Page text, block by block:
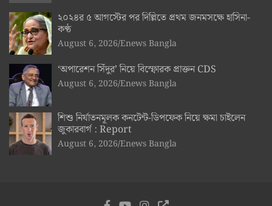
২০২৪র ৫ আগস্টের পর দিল্লিতে প্রথম জনমসক্ষে হাসিনা-
কণ্ঠ
August 6, 2026 Enews Bangla
‘অপারেশন সিঁদুর’ নিয়ে বিস্ফোরক প্রাক্তন CDS
August 6, 2026 Enews Bangla
শিশু নির্যাতনমূলক কনটেন্ট-ডিপফেক নিয়ে ক্ষমা চাইলেন
জুকারবার্গ : Report
August 6, 2026 Enews Bangla